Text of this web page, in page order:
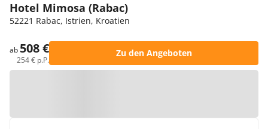
Hotel Mimosa (Rabac)
52221 Rabac, Istrien, Kroatien
ab 508 €
254 € p.P.
Zu den Angeboten